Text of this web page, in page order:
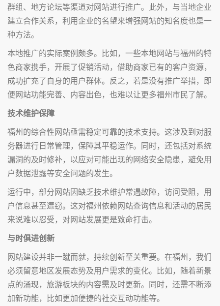
群组、地方论坛等渠道对网站进行推广。此外，与当地企业
建立合作关系，利用企业的名望来增强网站的知名度也是一
种方法。
本地推广的实际案例颇多。比如，一些本地网站与福州的特
色商家携手，开展了促销活动，借助商家已有的客户资源，
成功扩充了自身的用户群体。反之，若是没有推广举措，即
便网站功能完善、内容出色，也难以让更多福州市民了解。
技术维护保障
福州的综合性网站亟需稳定可靠的技术支持。这涉及到对服
务器进行日常管理，保障其平稳运作。同时，还包括对系统
漏洞的及时修补，以应对可能出现的网络安全隐患，避免用
户数据泄露等安全问题的发生。
运行中，部分网站因缺乏技术维护常遇故障，访问受阻，用
户信息甚至遭窃。这对福州依赖网站查询信息和活动的居民
来说难以忍受，对网站发展更是致命打击。
与时俱进创新
网站建设并非一蹴而就，持续创新至关重要。在福州，我们
必须留意地区发展态势及用户需求的变化。比如，随着新景
点的涌现，旅游板块的内容需及时更新。同时，还需不断添
加新功能，比如更加便捷的社交互动功能等。